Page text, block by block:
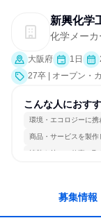
新興化学
化学メーカ
大阪府 1日
27卒 | オープン・
こんな人におす
環境・エコロジーに携
商品・サービスを製作
情熱を持って仕事に取
募集情報